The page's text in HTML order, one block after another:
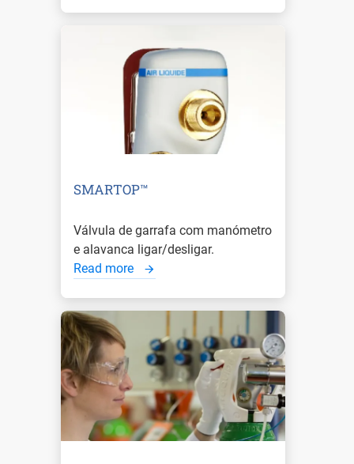
SMARTOP™
Válvula de garrafa com manómetro
e alavanca ligar/desligar.
Read more